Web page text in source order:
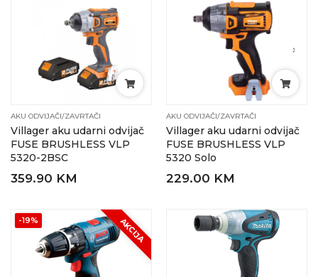
AKU ODVIJAČI/ZAVRTAČI
Villager aku udarni odvijač
FUSE BRUSHLESS VLP
5320-2BSC
359.90 KM
AKU ODVIJAČI/ZAVRTAČI
Villager aku udarni odvijač
FUSE BRUSHLESS VLP
5320 Solo
229.00 KM
-19% AKCIJA